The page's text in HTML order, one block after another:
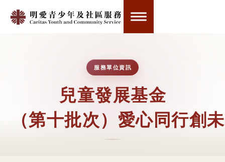
服務單位資訊
兒童發展基金
（第十批次）愛心同行創未